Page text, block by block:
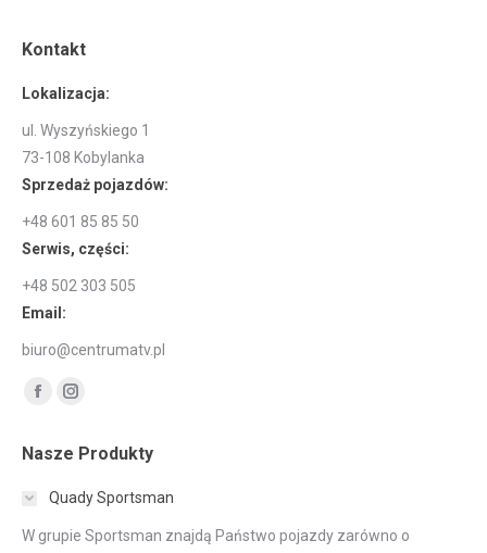
Kontakt
Lokalizacja:
ul. Wyszyńskiego 1
73-108 Kobylanka
Sprzedaż pojazdów:
+48 601 85 85 50
Serwis, części:
+48 502 303 505
Email:
biuro@centrumatv.pl
Znajdź nas na:
Facebook
opens
window
Instagram
opens
window
Nasze Produkty
Quady Sportsman
W grupie Sportsman znajdą Państwo pojazdy zarówno o